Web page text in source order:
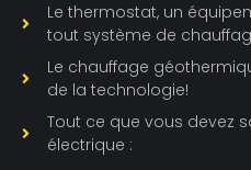
Le thermostat, un
tout système de
Le chauffage
de la technologie!
Tout ce que vous devez
électrique :